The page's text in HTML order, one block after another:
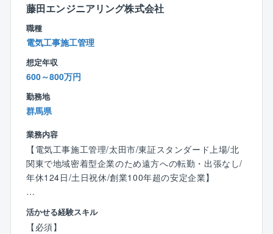
場合は本人負担0で社宅の提供あり）
■同社の特徴
オフィスや学校、ホテル、工場をはじめ様々な建物の
機器/設備を提供する、スペシャリスト企業、それが同
社です。
ぜひ同社の一員として、環境新時代のニーズを先取り
する事業にチャレンジしてください。
トを完遂し切れるような強い行動力と積極性を持つ人
材を同社では特に求めています。
藤田エンジニアリング株式会社
職種
電気工事施工管理
想定年収
600～800万円
勤務地
群馬県
業務内容
【電気工事施工管理/太田市/東証スタンダード上場/北
関東で地域密着型企業のため遠方への転勤・出張なし/
年休124日/土日祝休/創業100年超の安定企業】
【業務内容】
建物における空調／給排水／電気などの産業用設備、
活かせる経験スキル
【必須】